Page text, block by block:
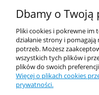
Dbamy o
Pliki cookies i pokrewne im
działanie strony i
potrzeb. Możesz
wszystkich tych plików i
plików do swoich
Więcej o plikach cookies
prywatności.